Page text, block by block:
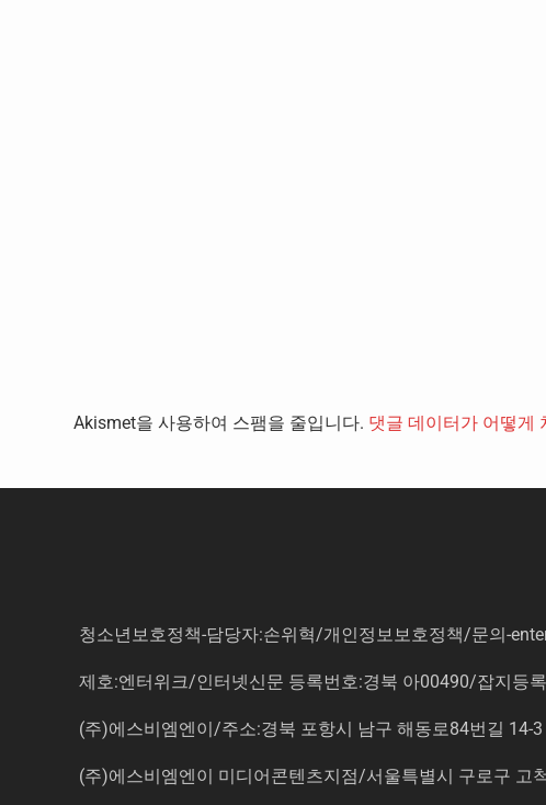
Akismet을 사용하여 스팸을 줄입니다. 댓글 데이터가 어떻게
청소년보호정책-담당자:손위혁/개인정보보호정책/문의 -
제호:엔터위크/인터넷신문 등록번호:경북 아00490/잡지등
(주)에스비엠엔이/주소:경북 포항시 남구 해동로84번길 14-
(주)에스비엠엔이 미디어콘텐츠지점/서울특별시 구로구 고